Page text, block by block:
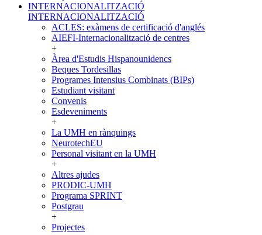
INTERNACIONALITZACIÓ
INTERNACIONALITZACIÓ
ACLES: exàmens de certificació d'anglés
AIEFI-Internacionalització de centres
+
Àrea d'Estudis Hispanounidencs
Beques Tordesillas
Programes Intensius Combinats (BIPs)
Estudiant visitant
Convenis
Esdeveniments
+
La UMH en rànquings
NeurotechEU
Personal visitant en la UMH
+
Altres ajudes
PRODIC-UMH
Programa SPRINT
Postgrau
+
Projectes